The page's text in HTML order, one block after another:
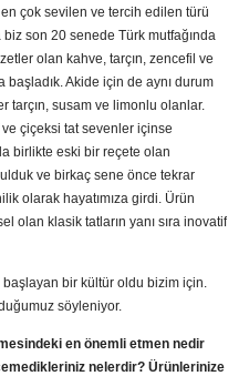
çok sevilen ve tercih edilen türü
biz son 20 senede Türk mutfağında
olan kahve, tarçın, zencefil ve
başladık. Akide için de aynı durum
tarçın, susam ve limonlu olanlar.
çiçeksi tat sevenler içinse
birlikte eski bir reçete olan
ve birkaç sene önce tekrar
olarak hayatımıza girdi. Ürün
olan klasik tatların yanı sıra inovatif
başlayan bir kültür oldu bizim için.
söyleniyor.
en önemli etmen nedir
nelerdir? Ürünlerinize